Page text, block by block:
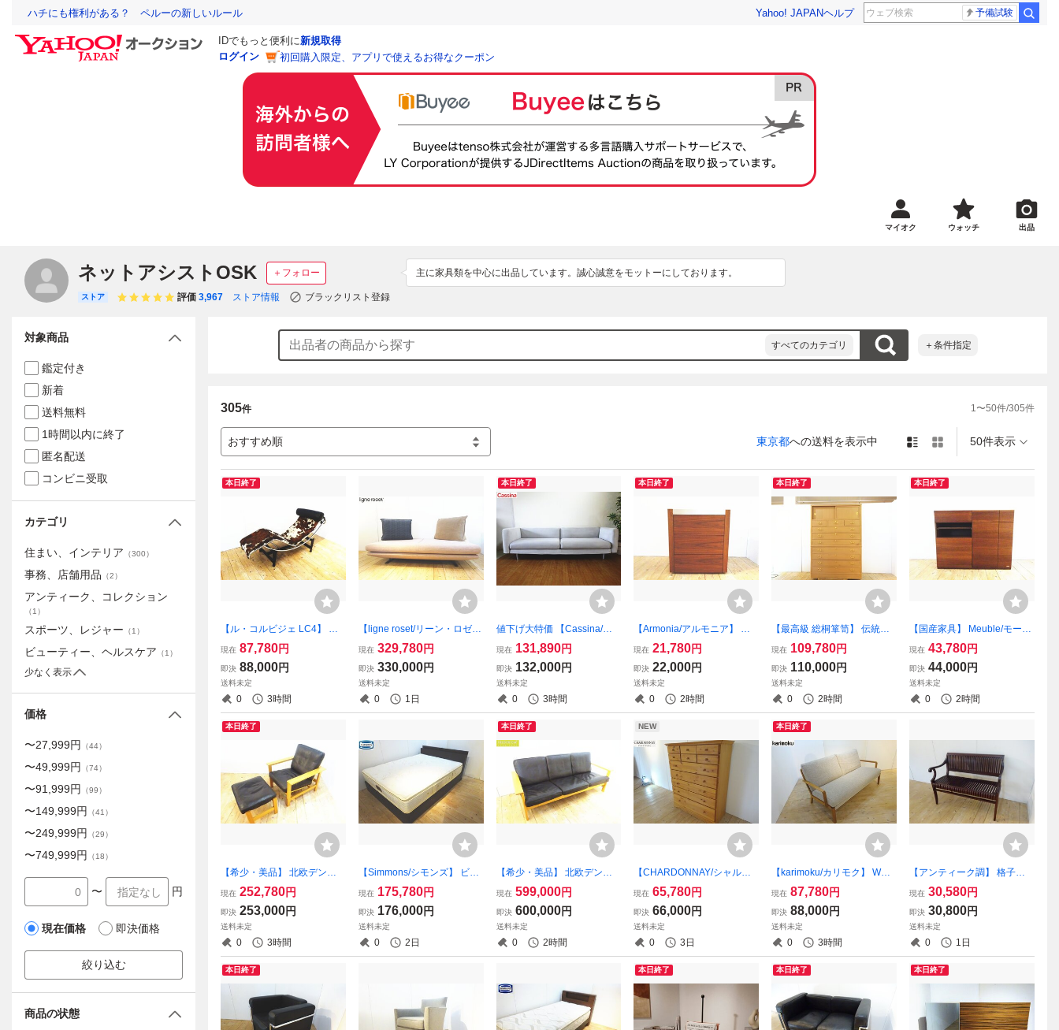
ハチにも権利がある？ ペルーの新しいルール Yahoo! JAPANヘルプ 予備試験
IDでもっと便利に新規取得
ログイン
初回購入限定、アプリで使えるお得なクーポン
マイオク ウォッチ 出品
ネットアシストOSK ＋フォロー
ストア 評価 3,967 ストア情報 ブラックリスト登録
主に家具類を中心に出品しています。誠心誠意をモットーにしております。
すべてのカテゴリ ＋条件指定
305件 1〜50件/305件
おすすめ順 東京都への送料を表示中 50件表示
本日終了
【ル・コルビジェ LC4】 シ
ェーズロング ハラコレザー
リプロダクト デザイナーズ
家具 一人掛けソファ （osk0
80416）
現在 87,780円
即決 88,000円
送料未定
0 3時間
【ligne roset/リーン・ロゼ】
(RosetPrado/ロゼプラド）
２PS・2人掛けソファ DESI
GN：クリスチャン・ウェル
ネール 超美品 （osk080730)
現在 329,780円
即決 330,000円
送料未定
0 1日
本日終了
値下げ大特価 【Cassina/カ
ッシーナ】 K03 GRANDANG
OLOTRE・グランダンゴロト
レ 3人掛両アームソファ 3P
ソファ
現在 131,890円
即決 132,000円
送料未定
0 3時間
本日終了
【Armonia/アルモニア】 ウ
ォールナット ベッドサイド
チェスト ３段チェスト ナイ
トテーブル (osk080518B)
現在 21,780円
即決 22,000円
送料未定
0 2時間
本日終了
【最高級 総桐箪笥】 伝統工
芸士 土佐殖産作 胴丸 昇りタ
ンス 和箪笥 整理箪笥 着物箪
笥 美品 （osk080528）
現在 109,780円
即決 110,000円
送料未定
0 2時間
本日終了
【国産家具】 Meuble/モーブ
ル ウォールナット サイドボ
ード・ＡＶボード・キッチン
ボード・リビング収納 美品
（osk080514）
現在 43,780円
即決 44,000円
送料未定
0 2時間
本日終了
【希少・美品】 北欧デンマ
ーク Fredericia/フレデリシア
2451 イージーチェア & 2460
オットマン レザー/本革 ソー
レン・ホルスト
現在 252,780円
即決 253,000円
送料未定
0 3時間
【Simmons/シモンズ】 ビュ
ーティレストプレミアム ゴ
ールデンバリュー ピロート
ップ クインサイズ ドロワー
ベッド 展示品 (osk080723）
現在 175,780円
即決 176,000円
送料未定
0 2日
本日終了
【希少・美品】 北欧デンマ
ーク Fredericia/フレデリシア
2453モデル 3Pソファ/3人掛
けソファ レザー/本革 ソーレ
ン・ホルスト osk080615
現在 599,000円
即決 600,000円
送料未定
0 2時間
NEW
【CHARDONNAY/シャルド
ネ】 パイン材 カントリース
タイル 7段11杯 ハイチェス
ト （osk080319）
現在 65,780円
即決 66,000円
送料未定
0 3日
本日終了
【karimoku/カリモク】 WU4
512 北欧スタイル ウォール
ナット 2Pソファ・二人掛け
ソファ （osk080313）
現在 87,780円
即決 88,000円
送料未定
0 3時間
【アンティーク調】 格子デ
ザイン ウッドベンチ 2人掛け
ベンチ/2人掛けチェア （osk
0807013）
現在 30,580円
即決 30,800円
送料未定
0 1日
本日終了 本日終了 本日終了 本日終了
対象商品
鑑定付き
新着
送料無料
1時間以内に終了
匿名配送
コンビニ受取
カテゴリ
住まい、インテリア （300）
事務、店舗用品 （2）
アンティーク、コレクション
（1 ）
スポーツ、レジャー （1 ）
ビューティー、ヘルスケア （1 ）
少なく表示
価格
〜27,999円 （44）
〜49,999円 （74）
〜91,999円 （99）
〜149,999円 （41 ）
〜249,999円 （29）
〜749,999円 （18）
〜 円
現在価格 即決価格
絞り込む
商品の状態